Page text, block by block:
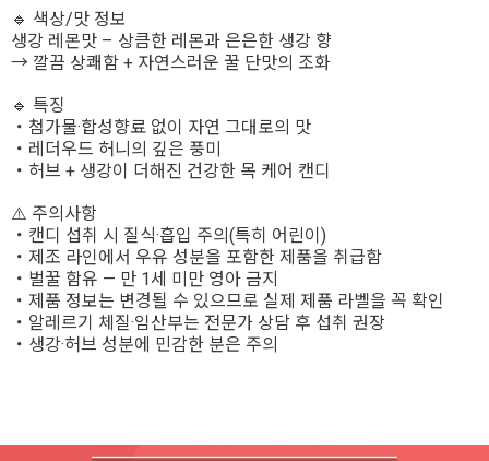
🔹 색상/맛 정보
생강 레몬맛 – 상큼한 레몬과 은은한 생강 향
→ 깔끔 상쾌함 + 자연스러운 꿀 단맛의 조화
🔹 특징
・첨가물·합성향료 없이 자연 그대로의 맛
・레더우드 허니의 깊은 풍미
・허브 + 생강이 더해진 건강한 목 케어 캔디
⚠️ 주의사항
・캔디 섭취 시 질식·흡입 주의(특히 어린이)
・제조 라인에서 우유 성분을 포함한 제품을 취급함
・벌꿀 함유 — 만 1세 미만 영아 금지
・제품 정보는 변경될 수 있으므로 실제 제품 라벨을 꼭 확인
・알레르기 체질·임산부는 전문가 상담 후 섭취 권장
・생강·허브 성분에 민감한 분은 주의